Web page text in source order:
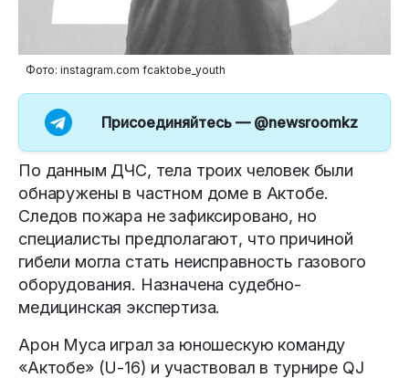
Фото: instagram.com fcaktobe_youth
Присоединяйтесь — @newsroomkz
По данным ДЧС, тела троих человек были
обнаружены в частном доме в Актобе.
Следов пожара не зафиксировано, но
специалисты предполагают, что причиной
гибели могла стать неисправность газового
оборудования. Назначена судебно-
медицинская экспертиза.
Арон Муса играл за юношескую команду
«Актобе» (U-16) и участвовал в турнире QJ